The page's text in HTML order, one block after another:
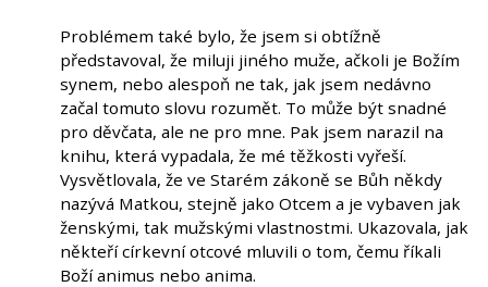
Problémem také bylo, že jsem si obtížně
představoval, že miluji jiného muže, ačkoli je Božím
synem, nebo alespoň ne tak, jak jsem nedávno
začal tomuto slovu rozumět. To může být snadné
pro děvčata, ale ne pro mne. Pak jsem narazil na
knihu, která vypadala, že mé těžkosti vyřeší.
Vysvětlovala, že ve Starém zákoně se Bůh někdy
nazývá Matkou, stejně jako Otcem a je vybaven jak
ženskými, tak mužskými vlastnostmi. Ukazovala, jak
někteří církevní otcové mluvili o tom, čemu říkali
Boží animus nebo anima.